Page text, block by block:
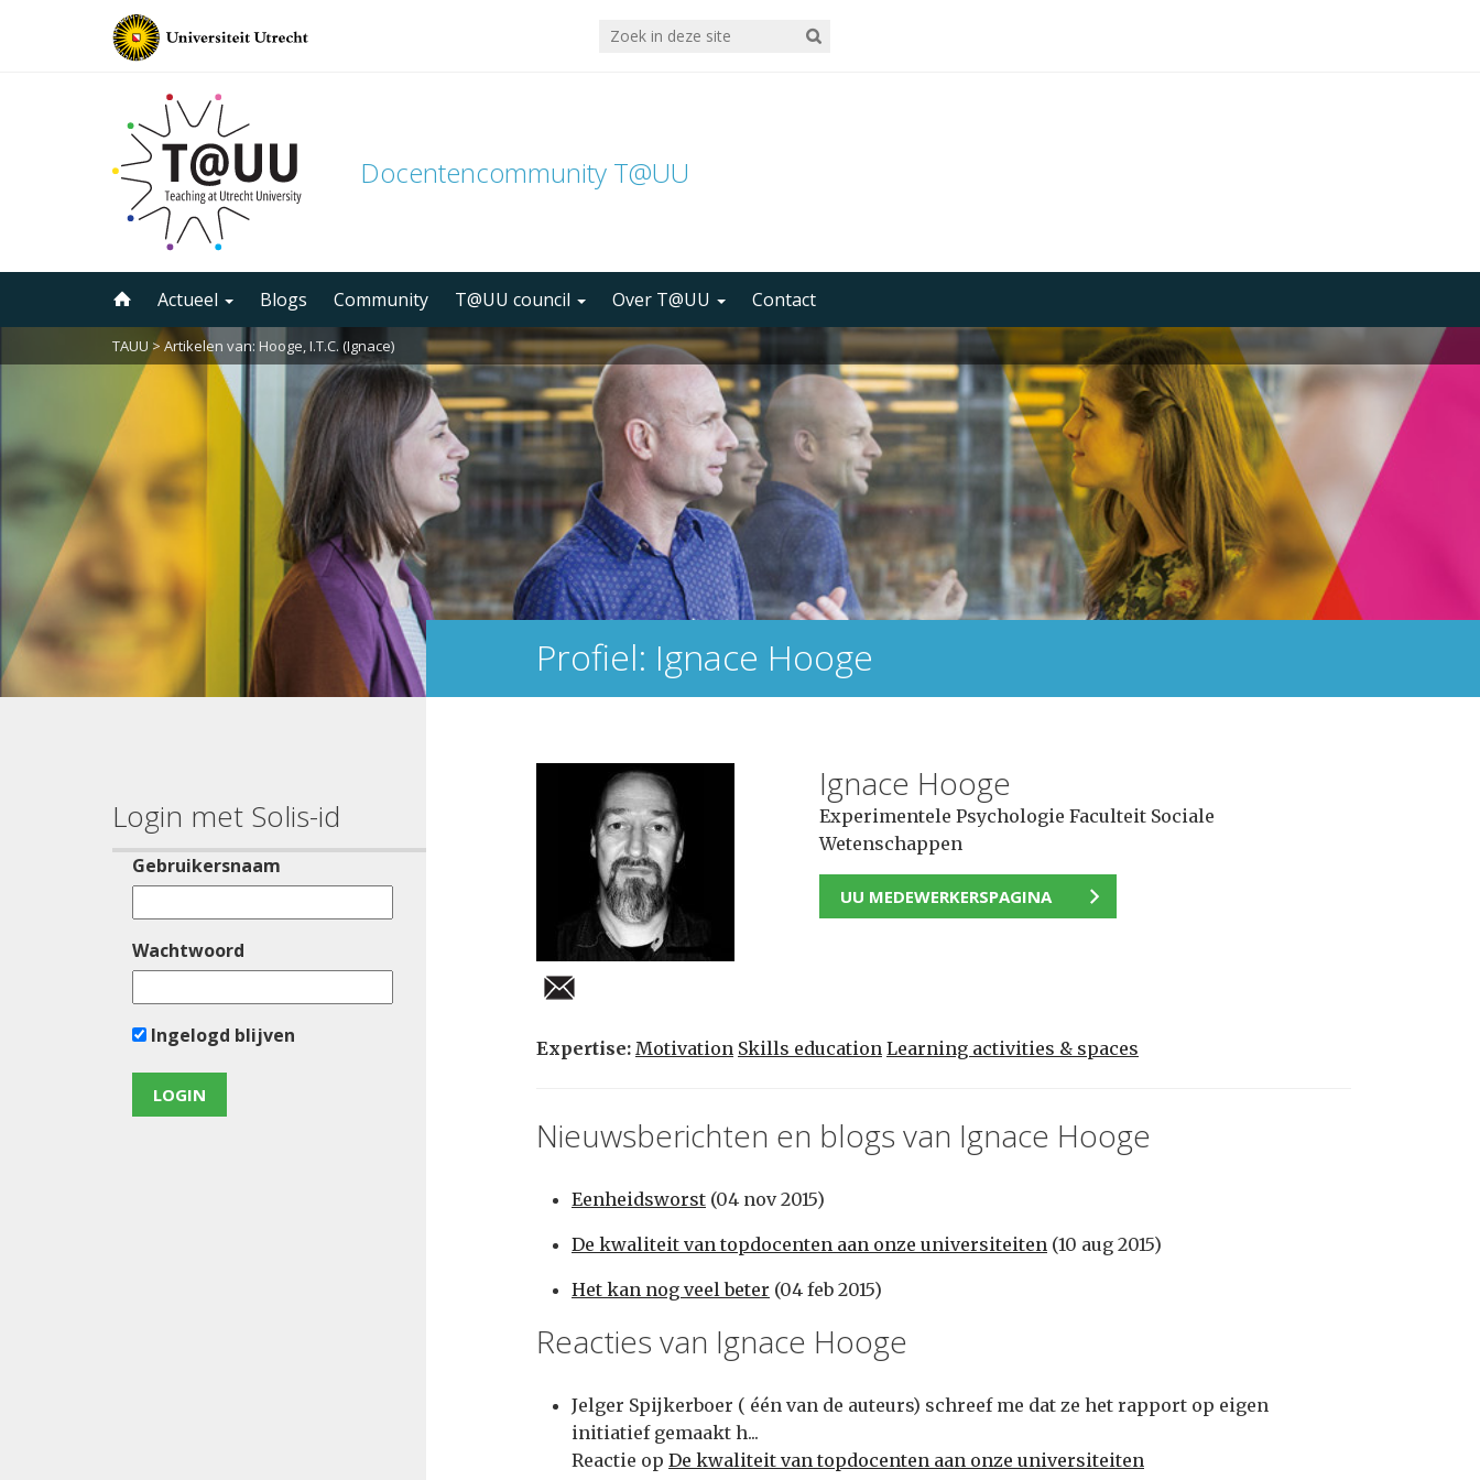
Docentencommunity T@UU
inhoud
Actueel Blogs Community T@UU council Over T@UU Contact
TAUU > Artikelen van: Hooge, I.T.C. (Ignace)
Login met Solis-id
Gebruikersnaam
Wachtwoord
Ingelogd blijven
Profiel: Ignace Hooge
Ignace Hooge
Experimentele Psychologie Faculteit Sociale
Wetenschappen
UU MEDEWERKERSPAGINA
Expertise: Motivation Skills education Learning activities & spaces
Nieuwsberichten en blogs van Ignace Hooge
Eenheidsworst (04 nov 2015)
De kwaliteit van topdocenten aan onze universiteiten (10 aug 2015)
Het kan nog veel beter (04 feb 2015)
Reacties van Ignace Hooge
Jelger Spijkerboer ( één van de auteurs) schreef me dat ze het rapport op eigen
initiatief gemaakt h...
Reactie op De kwaliteit van topdocenten aan onze universiteiten